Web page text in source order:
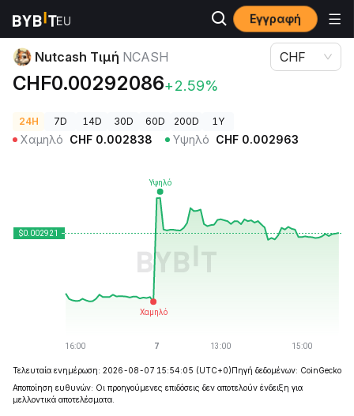
Εγγραφή
Τιμές Κρυπτονομισμάτων Nutcash Τιμή NCASH
Nutcash Τιμή NCASH
CHF0.00292086+2.59%
CHF
24H 7D 14D 30D 60D 200D 1Y
Χαμηλό CHF 0.002838 Υψηλό CHF 0.002963
Τελευταία ενημέρωση: 2026-08-07 15:54:05 (UTC+0)Πηγή δεδομένων: CoinGecko
Αποποίηση ευθυνών: Οι προηγούμενες επιδόσεις δεν αποτελούν ένδειξη για
μελλοντικά αποτελέσματα.